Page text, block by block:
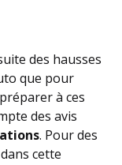
des hausses
que pour
à ces
des avis
. Pour des
cette